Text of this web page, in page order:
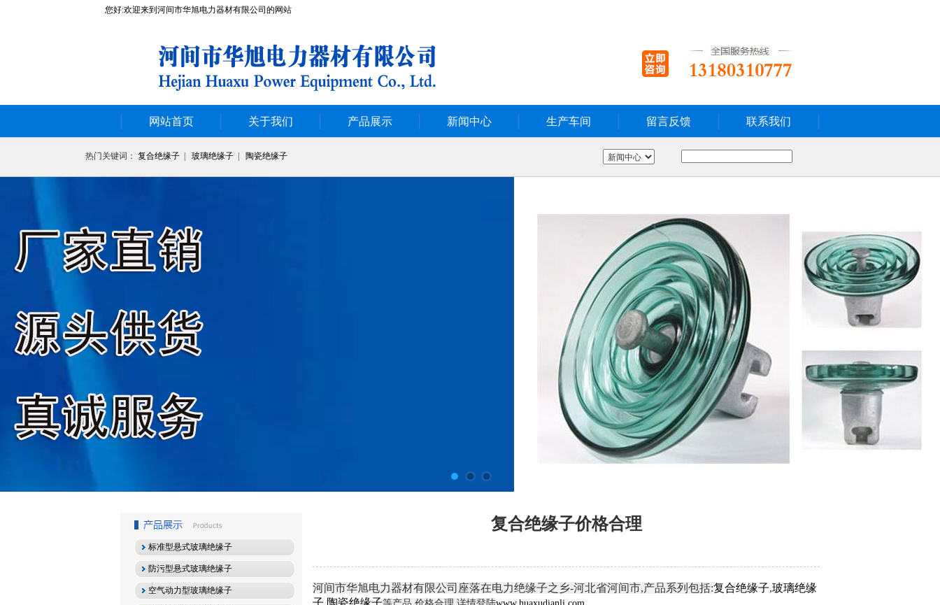
您好:欢迎来到河间市华旭电力器材有限公司的网站
网站首页 关于我们 产品展示 新闻中心 生产车间 留言反馈 联系我们
热门关键词： 复合绝缘子 玻璃绝缘子 陶瓷绝缘子
标准型悬式玻璃绝缘子
防污型悬式玻璃绝缘子
空气动力型玻璃绝缘子
复合绝缘子价格合理
河间市华旭电力器材有限公司座落在电力绝缘子之乡-河北省河间市,产品系列包括:复合绝缘子,玻璃绝缘
子,陶瓷绝缘子